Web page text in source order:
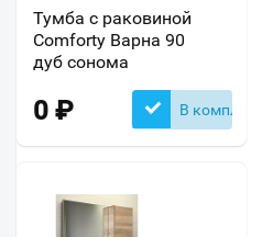
Тумба с раковиной
Comforty Варна 90
дуб сонома
0 ₽ В комплекте